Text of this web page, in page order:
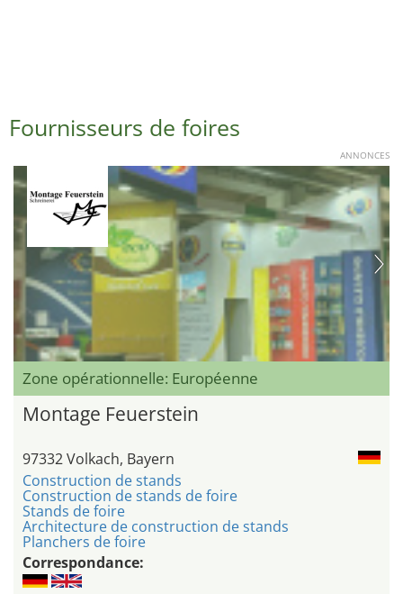
Fournisseurs de foires
ANNONCES
Zone opérationnelle: Européenne
Montage Feuerstein
97332 Volkach, Bayern
Construction de stands
Construction de stands de foire
Stands de foire
Architecture de construction de stands
Planchers de foire
Correspondance: